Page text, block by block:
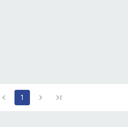
1